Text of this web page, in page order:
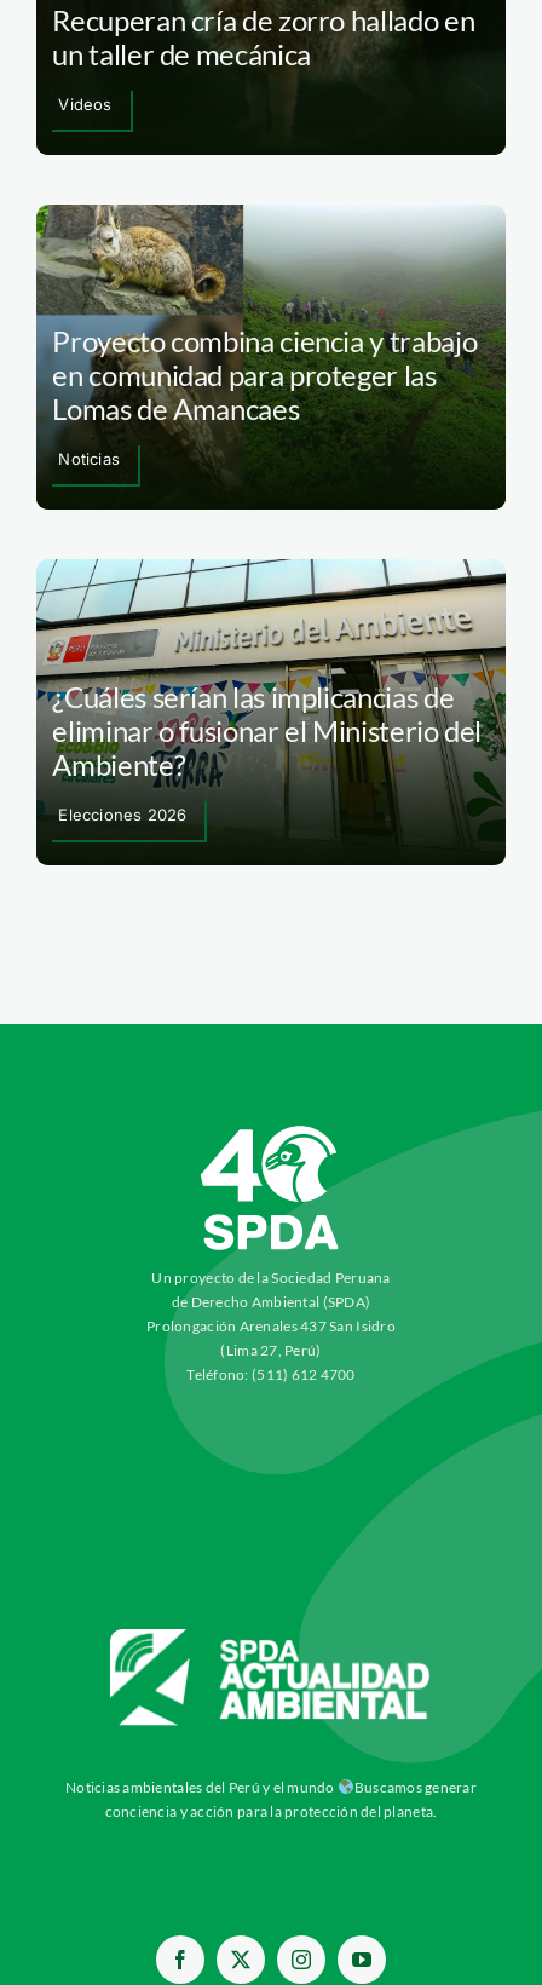
Recuperan cría de zorro hallado en
un taller de mecánica
Videos
Proyecto combina ciencia y trabajo
en comunidad para proteger las
Lomas de Amancaes
Noticias
¿Cuáles serían las implicancias de
eliminar o fusionar el Ministerio del
Ambiente?
Elecciones 2026
Un proyecto de la Sociedad Peruana
de Derecho Ambiental (SPDA)
Prolongación Arenales 437 San Isidro
(Lima 27, Perú)
Teléfono: (511) 612 4700
Noticias ambientales del Perú y el mundo
Buscamos generar
conciencia y acción para la protección del planeta.